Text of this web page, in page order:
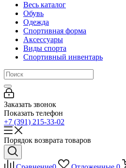
Весь каталог
Обувь
Одежда
Спортивная форма
Аксессуары
Виды спорта
Спортивный инвентарь
Заказать звонок
Показать телефон
+7 (391) 215-33-02
Порядок возврата товаров